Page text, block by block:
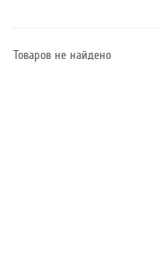
Товаров не найдено